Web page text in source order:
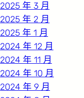
2025 年 3 月
2025 年 2 月
2025 年 1 月
2024 年 12 月
2024 年 11 月
2024 年 10 月
2024 年 9 月